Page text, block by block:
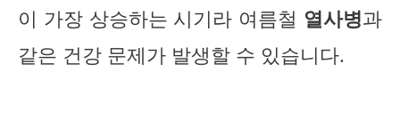
이 가장 상승하는 시기라 여름철 열사병과
같은 건강 문제가 발생할 수 있습니다.